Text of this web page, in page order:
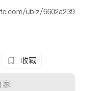
ubiz/6602a239
收藏